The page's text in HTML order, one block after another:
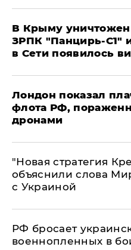
В Крыму
ЗРПК "Панцирь-С1"
в Сети появилось
Лондон показал
флота РФ,
дронами
"Новая стратегия
объяснили слова
с Украиной
РФ бросает
военнопленных в